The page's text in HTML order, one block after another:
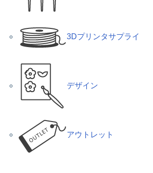
3Dプリンタサプライ
デザイン
アウトレット